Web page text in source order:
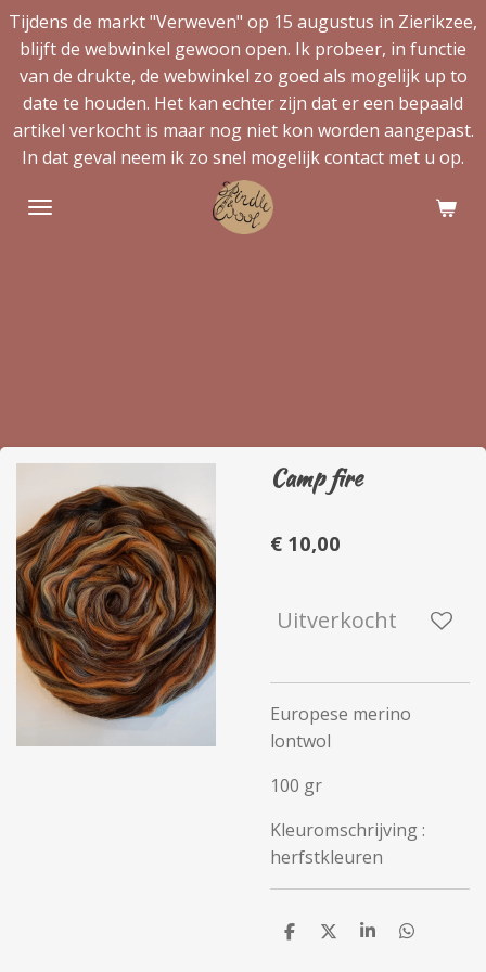
Ga
direct
naar
de
hoofdinhoud
Tijdens de markt "Verweven" op 15 augustus in Zierikzee,
blijft de webwinkel gewoon open. Ik probeer, in functie
van de drukte, de webwinkel zo goed als mogelijk up to
date te houden. Het kan echter zijn dat er een bepaald
artikel verkocht is maar nog niet kon worden aangepast.
In dat geval neem ik zo snel mogelijk contact met u op.
Camp fire
€ 10,00
Uitverkocht
Europese merino
lontwol
100 gr
Kleuromschrijving :
herfstkleuren
D
D
S
D